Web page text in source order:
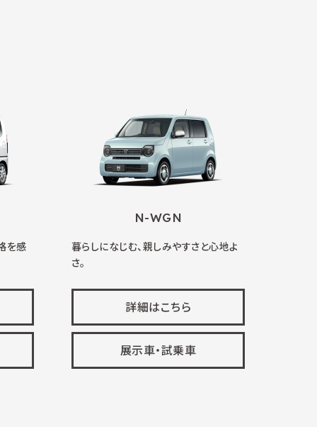
を感
N-WGN
暮らしになじむ、親しみやすさと心地よ
さ。
詳細はこちら
展示車・試乗車